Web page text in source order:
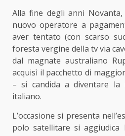
Alla fine degli anni
nuovo operatore a
aver tentato (con scarso
foresta vergine della tv via
dal magnate australiano
acquisì il pacchetto di
– si candida a diventare la
italiano.
L’occasione si presenta
polo satellitare si aggiudica